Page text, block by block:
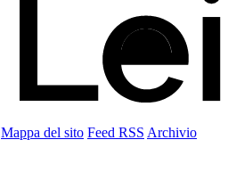
Mappa del sito Feed RSS Archivio